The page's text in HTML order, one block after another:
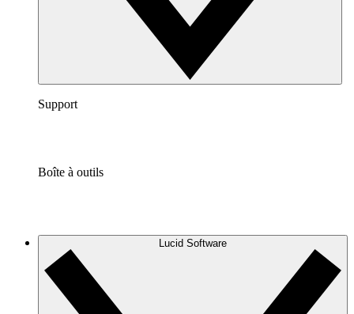
Support
Boîte à outils
Lucid Software